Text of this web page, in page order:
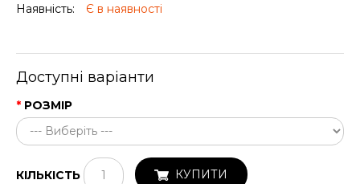
Наявність:
Є в наявності
Доступні варіанти
РОЗМІР
КІЛЬКІСТЬ КУПИТИ